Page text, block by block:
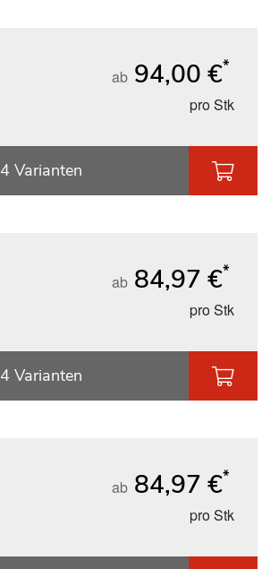
ab 94,00 €*
pro Stk
4 Varianten
ab 84,97 €*
pro Stk
4 Varianten
ab 84,97 €*
pro Stk